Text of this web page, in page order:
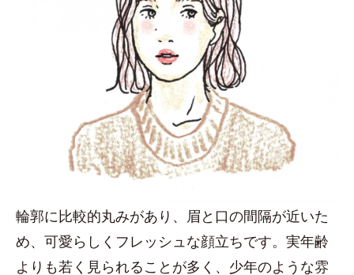
輪郭に比較的丸みがあり、眉と口の間隔が近いた
め、可愛らしくフレッシュな顔立ちです。実年齢
よりも若く見られることが多く、少年のような雰